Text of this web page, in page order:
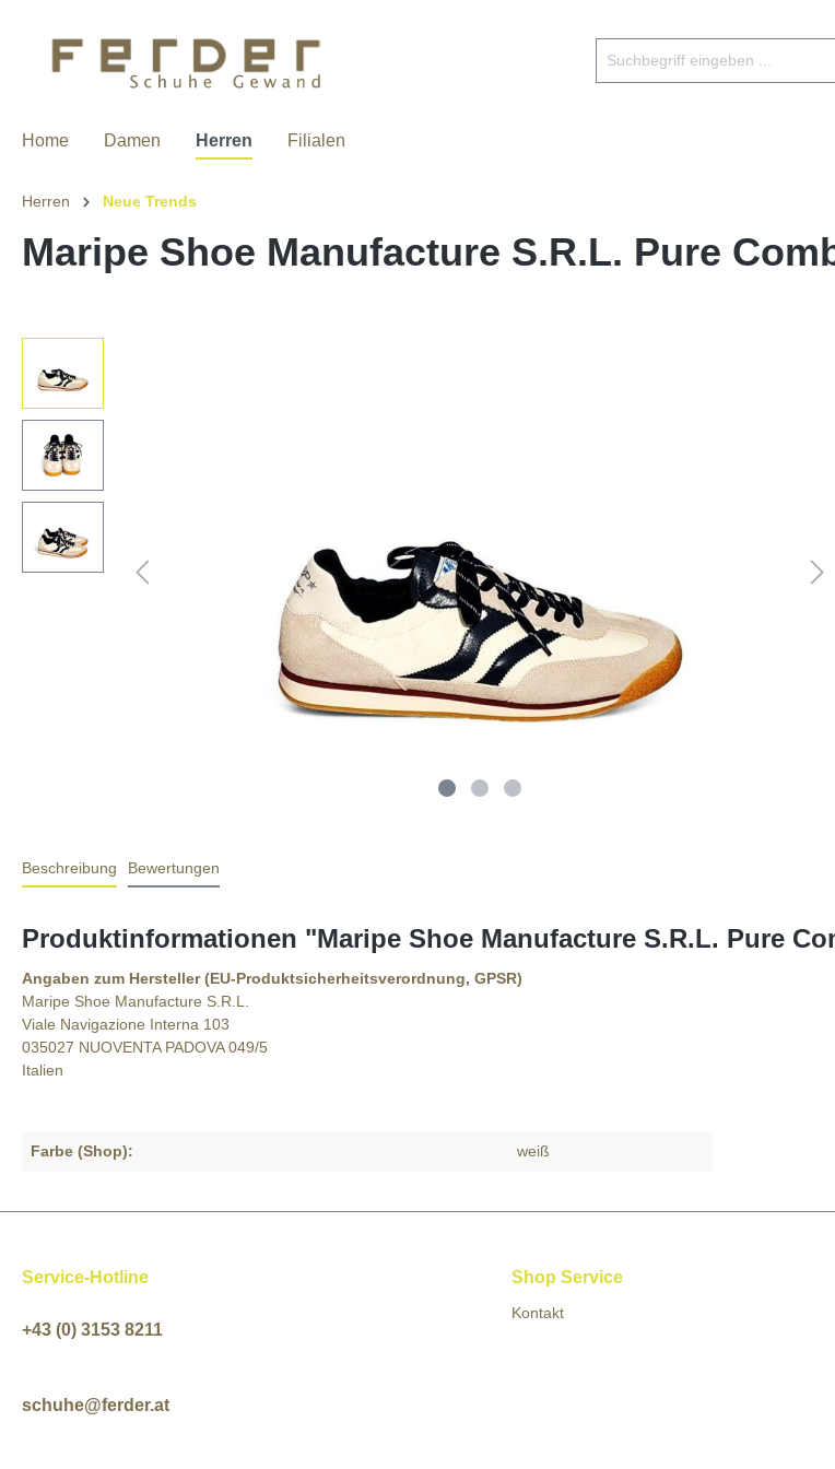
Home Damen Herren Filialen
Herren Neue Trends
Maripe Shoe Manufacture S.R.L. Pure
Beschreibung Bewertungen
Produktinformationen "Maripe Shoe Manufacture S.R.L. Pure
Angaben zum Hersteller (EU-Produktsicherheitsverordnung, GPSR)
Maripe Shoe Manufacture S.R.L.
Viale Navigazione Interna 103
035027 NUOVENTA PADOVA 049/5
Italien
Farbe (Shop): weiß
Service-Hotline
+43 (0) 3153 8211
schuhe@ferder.at
Shop Service
Kontakt